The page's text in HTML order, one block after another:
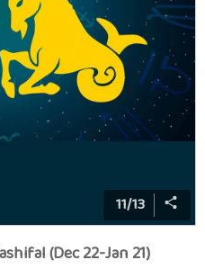
11/13
(Dec 22-Jan 21)